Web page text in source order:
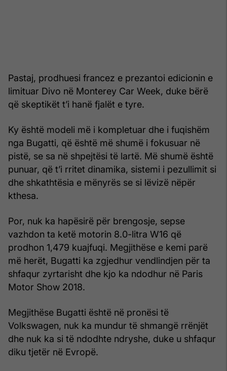
Pastaj, prodhuesi francez e prezantoi edicionin e
limituar Divo në Monterey Car Week, duke bërë
që skeptikët t’i hanë fjalët e tyre.
Ky është modeli më i kompletuar dhe i fuqishëm
nga Bugatti, që është më shumë i fokusuar në
pistë, se sa në shpejtësi të lartë. Më shumë është
punuar, që t’i rritet dinamika, sistemi i pezullimit si
dhe shkathtësia e mënyrës se si lëvizë nëpër
kthesa.
Por, nuk ka hapësirë për brengosje, sepse
vazhdon ta ketë motorin 8.0-litra W16 që
prodhon 1,479 kuajfuqi. Megjithëse e kemi parë
më herët, Bugatti ka zgjedhur vendlindjen për ta
shfaqur zyrtarisht dhe kjo ka ndodhur në Paris
Motor Show 2018.
Megjithëse Bugatti është në pronësi të
Volkswagen, nuk ka mundur të shmangë rrënjët
dhe nuk ka si të ndodhte ndryshe, duke u shfaqur
diku tjetër në Evropë.